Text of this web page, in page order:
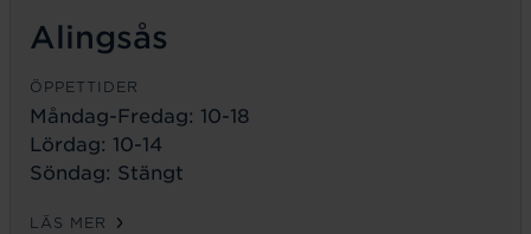
Alingsås
ÖPPETTIDER
Måndag-Fredag: 10-18
Lördag: 10-14
Söndag: Stängt
LÄS MER